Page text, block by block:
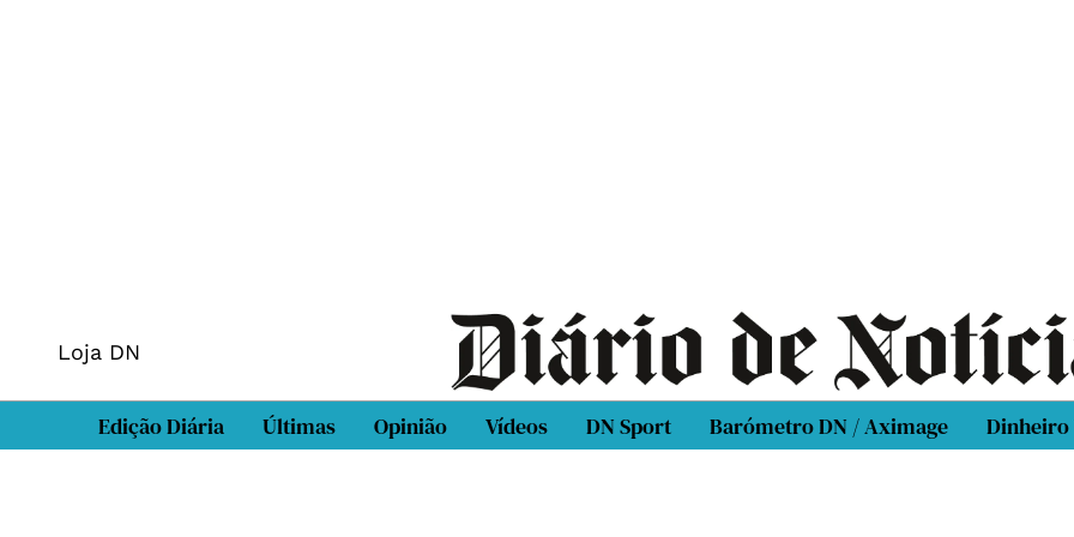
Loja DN
Edição Diária Últimas Opinião Vídeos DN Sport Barómetro DN / Aximage Dinheiro